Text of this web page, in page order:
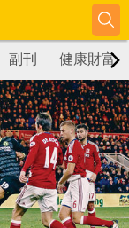
副刊 健康財富